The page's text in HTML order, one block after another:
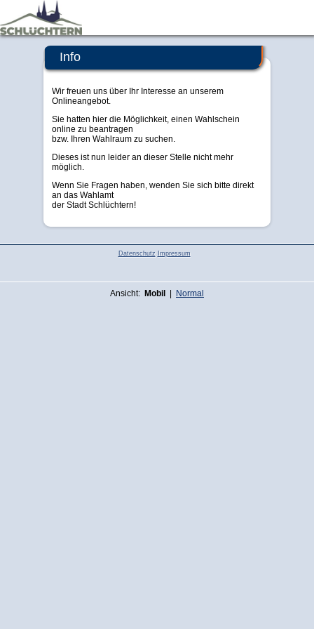
Info
Wir freuen uns über Ihr Interesse an unserem
Onlineangebot.
Sie hatten hier die Möglichkeit, einen Wahlschein
online zu beantragen
bzw. Ihren Wahlraum zu suchen.
Dieses ist nun leider an dieser Stelle nicht mehr
möglich.
Wenn Sie Fragen haben, wenden Sie sich bitte direkt
an das Wahlamt
der Stadt Schlüchtern!
Datenschutz Impressum
Ansicht: Mobil Normal